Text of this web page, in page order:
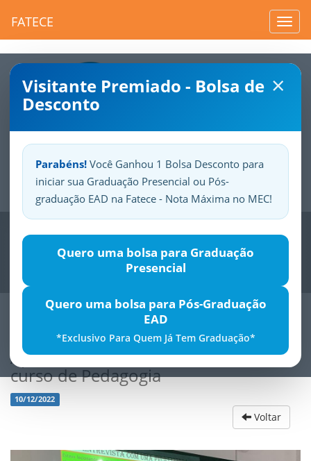
FATECE
×
Visitante Premiado - Bolsa de
Desconto
Parabéns! Você Ganhou 1 Bolsa Desconto para
iniciar sua Graduação Presencial ou Pós-
graduação EAD na Fatece - Nota Máxima no MEC!
Quero uma bolsa para Graduação
Presencial
Quero uma bolsa para Pós-Graduação
EAD
*Exclusivo Para Quem Já Tem Graduação*
SuaFatece.Seuorgulho.
Previous
ApresentaÃ§Ã£o dos trabalhos do
curso de Pedagogia
10/12/2022
Voltar